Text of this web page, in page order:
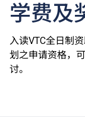
学费及
入读VTC全日制
划之申请资格，
讨。